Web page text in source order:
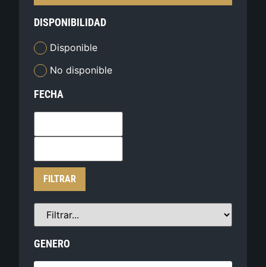
DISPONIBILIDAD
Disponible
No disponible
FECHA
FILTRAR
GENERO